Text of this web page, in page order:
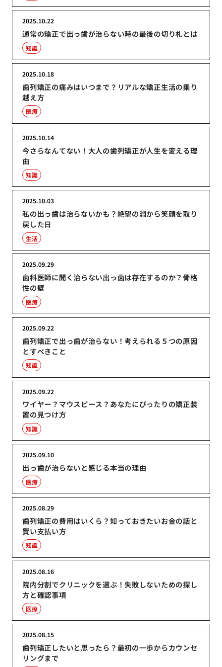
通常の矯正で出っ歯が治らない時の最後の切り札とは
2025.10.22
知識
歯列矯正の痛みはいつまで？リアルな矯正生活の乗り
越え方
2025.10.18
医療
今さらなんてない！大人の歯列矯正が人生を変える理
由
2025.10.14
知識
私の出っ歯は治らないかも？絶望の淵から笑顔を取り
戻した日
2025.10.03
生活
歯科医師に聞く治らない出っ歯は存在するのか？骨格
性の壁
2025.09.29
医療
歯列矯正で出っ歯が治らない！考えられる５つの原因
とすべきこと
2025.09.22
知識
ワイヤー？マウスピース？あなたにぴったりの矯正装
置の見つけ方
2025.09.22
知識
出っ歯が治らないと感じる本当の理由
2025.09.10
医療
歯列矯正の費用はいくら？知っておきたいお金の話と
賢い支払い方
2025.08.29
知識
院内分割でクリニックを選ぶ！失敗しないための探し
方と確認事項
2025.08.16
医療
歯列矯正したいと思ったら？最初の一歩からカウンセ
リングまで
2025.08.15